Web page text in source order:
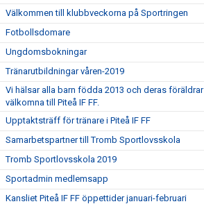
Välkommen till klubbveckorna på Sportringen
Fotbollsdomare
Ungdomsbokningar
Tränarutbildningar våren-2019
Vi hälsar alla barn födda 2013 och deras föräldrar
välkomna till Piteå IF FF.
Upptaktsträff för tränare i Piteå IF FF
Samarbetspartner till Tromb Sportlovsskola
Tromb Sportlovsskola 2019
Sportadmin medlemsapp
Kansliet Piteå IF FF öppettider januari-februari